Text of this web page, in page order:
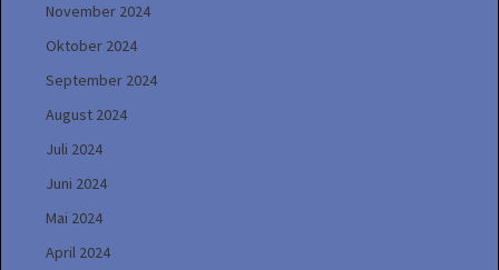
November 2024
Oktober 2024
September 2024
August 2024
Juli 2024
Juni 2024
Mai 2024
April 2024